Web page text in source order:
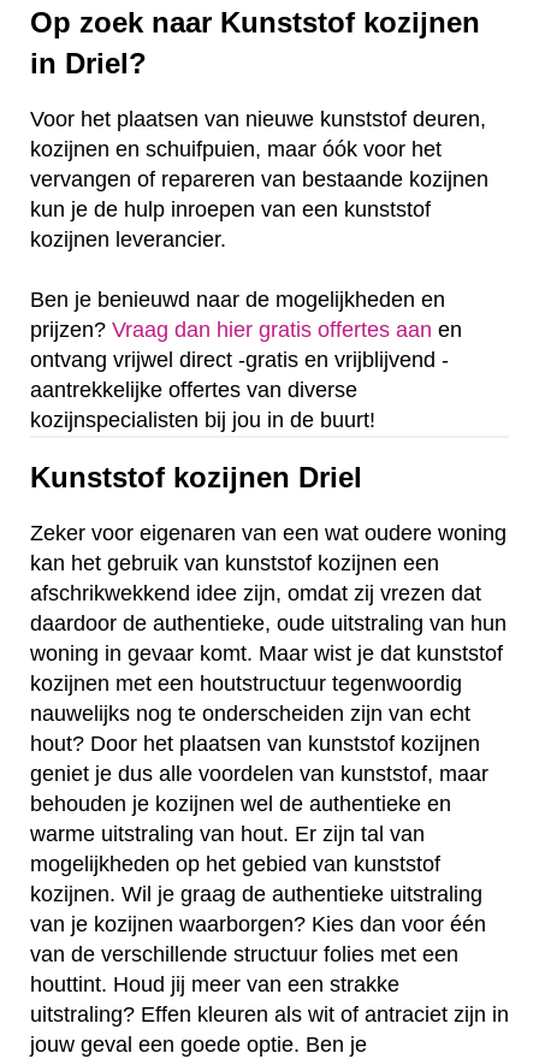
Op zoek naar Kunststof kozijnen
in Driel?
Voor het plaatsen van nieuwe kunststof deuren,
kozijnen en schuifpuien, maar óók voor het
vervangen of repareren van bestaande kozijnen
kun je de hulp inroepen van een kunststof
kozijnen leverancier.
Ben je benieuwd naar de mogelijkheden en
prijzen? Vraag dan hier gratis offertes aan en
ontvang vrijwel direct -gratis en vrijblijvend -
aantrekkelijke offertes van diverse
kozijnspecialisten bij jou in de buurt!
Kunststof kozijnen Driel
Zeker voor eigenaren van een wat oudere woning
kan het gebruik van kunststof kozijnen een
afschrikwekkend idee zijn, omdat zij vrezen dat
daardoor de authentieke, oude uitstraling van hun
woning in gevaar komt. Maar wist je dat kunststof
kozijnen met een houtstructuur tegenwoordig
nauwelijks nog te onderscheiden zijn van echt
hout? Door het plaatsen van kunststof kozijnen
geniet je dus alle voordelen van kunststof, maar
behouden je kozijnen wel de authentieke en
warme uitstraling van hout. Er zijn tal van
mogelijkheden op het gebied van kunststof
kozijnen. Wil je graag de authentieke uitstraling
van je kozijnen waarborgen? Kies dan voor één
van de verschillende structuur folies met een
houttint. Houd jij meer van een strakke
uitstraling? Effen kleuren als wit of antraciet zijn in
jouw geval een goede optie. Ben je